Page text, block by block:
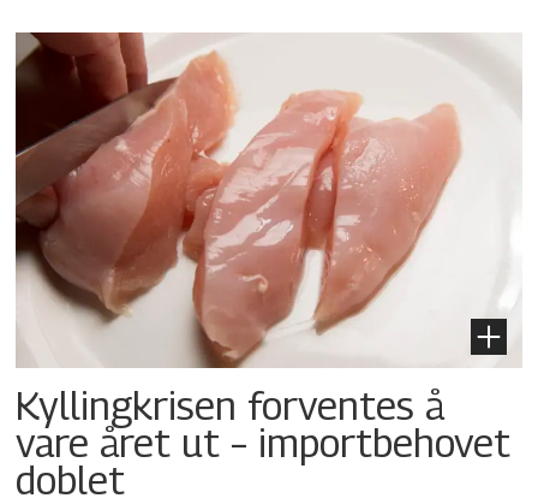
Kyllingkrisen forventes å
vare året ut – importbehovet
doblet